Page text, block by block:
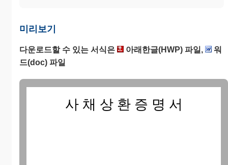
미리보기
다운로드할 수 있는 서식은 아래한글(HWP) 파일,
워
드(doc) 파일
사 채 상 환 증 명 서